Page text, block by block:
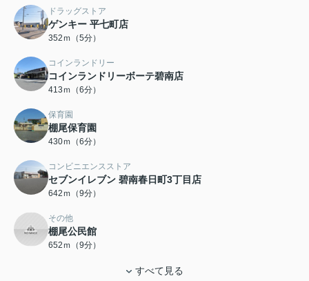
ドラッグストア
ゲンキー 平七町店
352ｍ（5分）
コインランドリー
コインランドリーボーテ碧南店
413ｍ（6分）
保育園
棚尾保育園
430ｍ（6分）
コンビニエンスストア
セブンイレブン 碧南春日町3丁目店
642ｍ（9分）
その他
棚尾公民館
652ｍ（9分）
すべて見る